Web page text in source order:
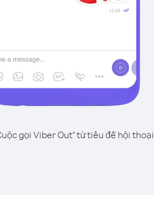
gọi Viber Out" từ tiêu đề hội thoại